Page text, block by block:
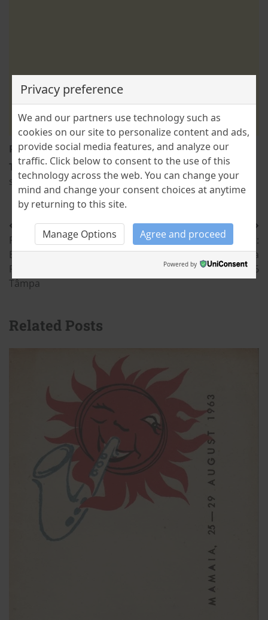
Posted inCULTURE,LITERATURE
Taggedconstantin brâncuși,literatura ,peter neagoe
sculptură,Sfântul din Montparnasse
Post
navigation
Previous:
Brașov: Restaurantul
Panoramic & Telecabina
Tâmpa
Next:
Cloud Dancer – culoarea
anului Pantone 2026
Related Posts
Privacy preference
We and our partners use technology such as
cookies on our site to personalize content and ads,
provide social media features, and analyze our
traffic. Click below to consent to the use of this
technology across the web. You can change your
mind and change your consent choices at anytime
by returning to this site.
Manage Options Agree and proceed
Powered by